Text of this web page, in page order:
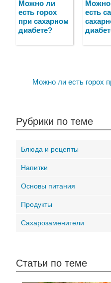
Можно ли
есть горох
при сахарном
диабете?
есть
Можно ли есть горох
Рубрики по теме
Блюда и рецепты
Напитки
Основы питания
Продукты
Сахарозаменители
Статьи по теме